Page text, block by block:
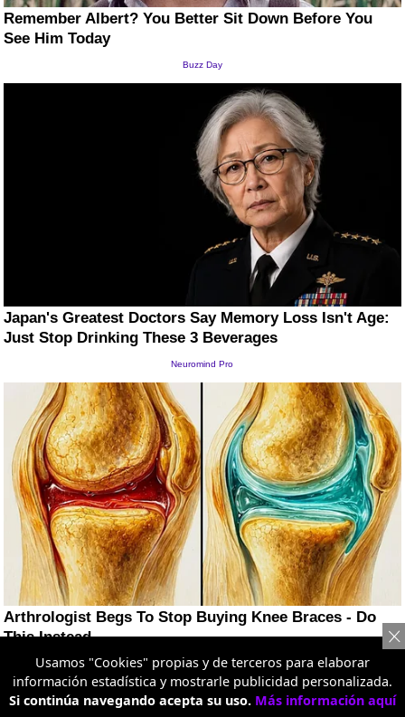
Usamos "Cookies" propias y de terceros para elaborar
información estadística y mostrarle publicidad personalizada.
Si continúa navegando acepta su uso. Más información aquí